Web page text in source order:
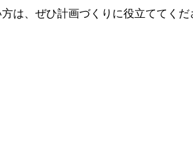
は、ぜひ計画づくりに役立ててくだ